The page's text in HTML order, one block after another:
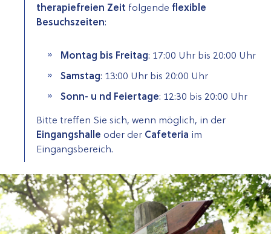
therapiefreien Zeit folgende flexible
Besuchszeiten:
Montag bis Freitag: 17:00 Uhr bis 20:00 Uhr
Samstag: 13:00 Uhr bis 20:00 Uhr
Sonn- u nd Feiertage: 12:30 bis 20:00 Uhr
Bitte treffen Sie sich, wenn möglich, in der
Eingangshalle oder der Cafeteria im
Eingangsbereich.